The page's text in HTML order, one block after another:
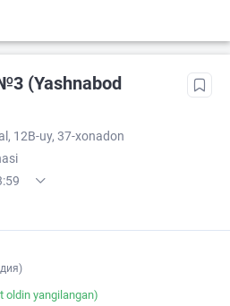
(Yashnabod
12B-uy, 37-xonadon
oldin yangilangan)